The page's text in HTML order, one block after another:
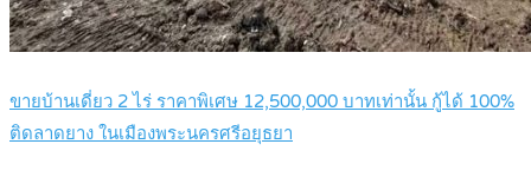
ขายบ้านเดี่ยว 2 ไร่ ราคาพิเศษ 12,500,000 บาทเท่านั้น กู้ได้ 100%
ติดลาดยาง ในเมืองพระนครศรีอยุธยา